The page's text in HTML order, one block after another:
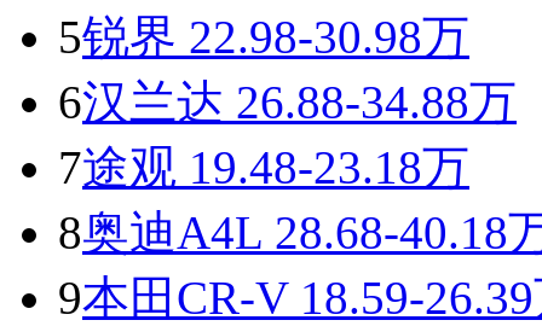
5锐界 22.98-30.98万
6汉兰达 26.88-34.88万
7途观 19.48-23.18万
8奥迪A4L 28.68-40.18
9本田CR-V18.59-